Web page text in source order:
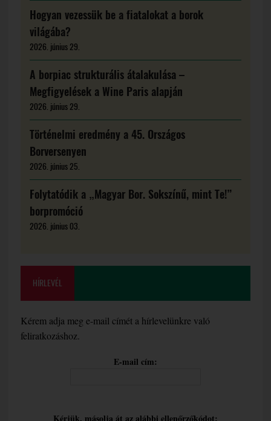
Hogyan vezessük be a fiatalokat a borok
világába?
2026. június 29.
A borpiac strukturális átalakulása –
Megfigyelések a Wine Paris alapján
2026. június 29.
Történelmi eredmény a 45. Országos
Borversenyen
2026. június 25.
Folytatódik a „Magyar Bor. Sokszínű, mint Te!”
borpromóció
2026. június 03.
HÍRLEVÉL
Kérem adja meg e-mail címét a hírlevelünkre való
feliratkozáshoz.
E-mail cím:
Kérjük, másolja át az alábbi ellenőrzőkódot: